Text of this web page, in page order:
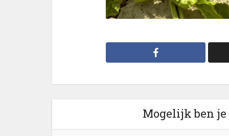
Mogelijk ben